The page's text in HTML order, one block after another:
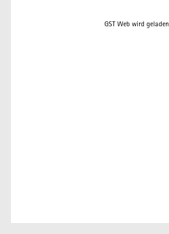
GST Web wird geladen